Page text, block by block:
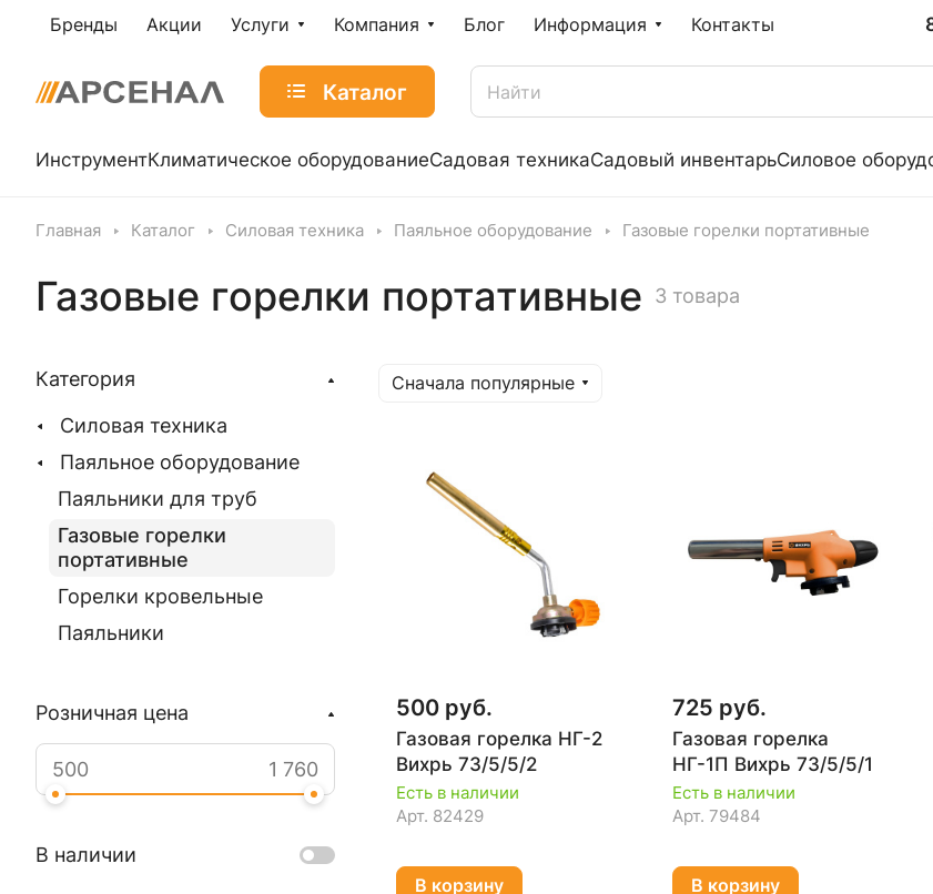
Бренды Акции Услуги Компания Блог Информация Контакты
Каталог
ИнструментКлиматическое оборудованиеСадовая техникаСадовый инвентарьСиловое
Главная Каталог Силовая техника Паяльное оборудование Газовые горелки портативные
Газовые горелки портативные 3 товара
Сначала популярные
500 руб.
Газовая горелка НГ-2
Вихрь 73/5/5/2
Есть в наличии
Арт. 82429
В корзину
725 руб.
Газовая горелка
НГ-1П Вихрь 73/5/5/1
Есть в наличии
Арт. 79484
В корзину
Категория
Силовая техника
Паяльное оборудование
Паяльники для труб
Газовые горелки
портативные
Горелки кровельные
Паяльники
Розничная цена
В наличии